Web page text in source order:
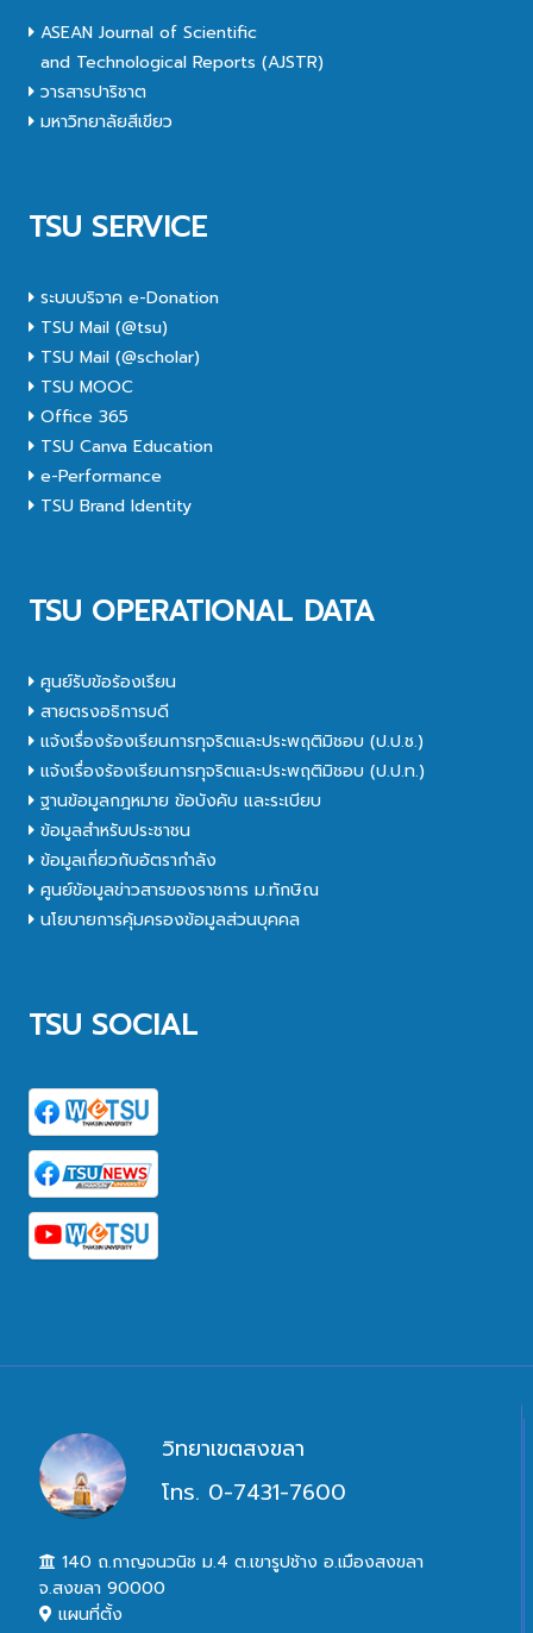
ASEAN Journal of Scientific
and Technological Reports (AJSTR)
วารสารปาริชาต
มหาวิทยาลัยสีเขียว
TSU SERVICE
ระบบบริจาค e-Donation
TSU Mail (@tsu)
TSU Mail (@scholar)
TSU MOOC
Office 365
TSU Canva Education
e-Performance
TSU Brand Identity
TSU OPERATIONAL DATA
ศูนย์รับข้อร้องเรียน
สายตรงอธิการบดี
แจ้งเรื่องร้องเรียนการทุจริตและประพฤติมิชอบ (ป.ป.ช.)
แจ้งเรื่องร้องเรียนการทุจริตและประพฤติมิชอบ (ป.ป.ท.)
ฐานข้อมูลกฎหมาย ข้อบังคับ และระเบียบ
ข้อมูลสำหรับประชาชน
ข้อมูลเกี่ยวกับอัตรากำลัง
ศูนย์ข้อมูลข่าวสารของราชการ ม.ทักษิณ
นโยบายการคุ้มครองข้อมูลส่วนบุคคล
TSU SOCIAL
วิทยาเขตสงขลา
โทร. 0-7431-7600
140 ถ.กาญจนวนิช ม.4 ต.เขารูปช้าง อ.เมืองสงขลา
จ.สงขลา 90000
แผนที่ตั้ง